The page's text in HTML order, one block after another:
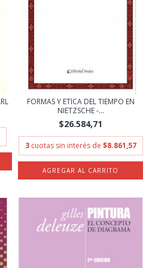
FORMAS Y ETICA DEL TIEMPO EN
NIETZSCHE -...
$26.584,71
3 cuotas sin interés de $8.861,57